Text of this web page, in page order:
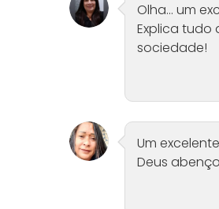
Olha... um
Explica tudo
sociedade!
Um
Deus